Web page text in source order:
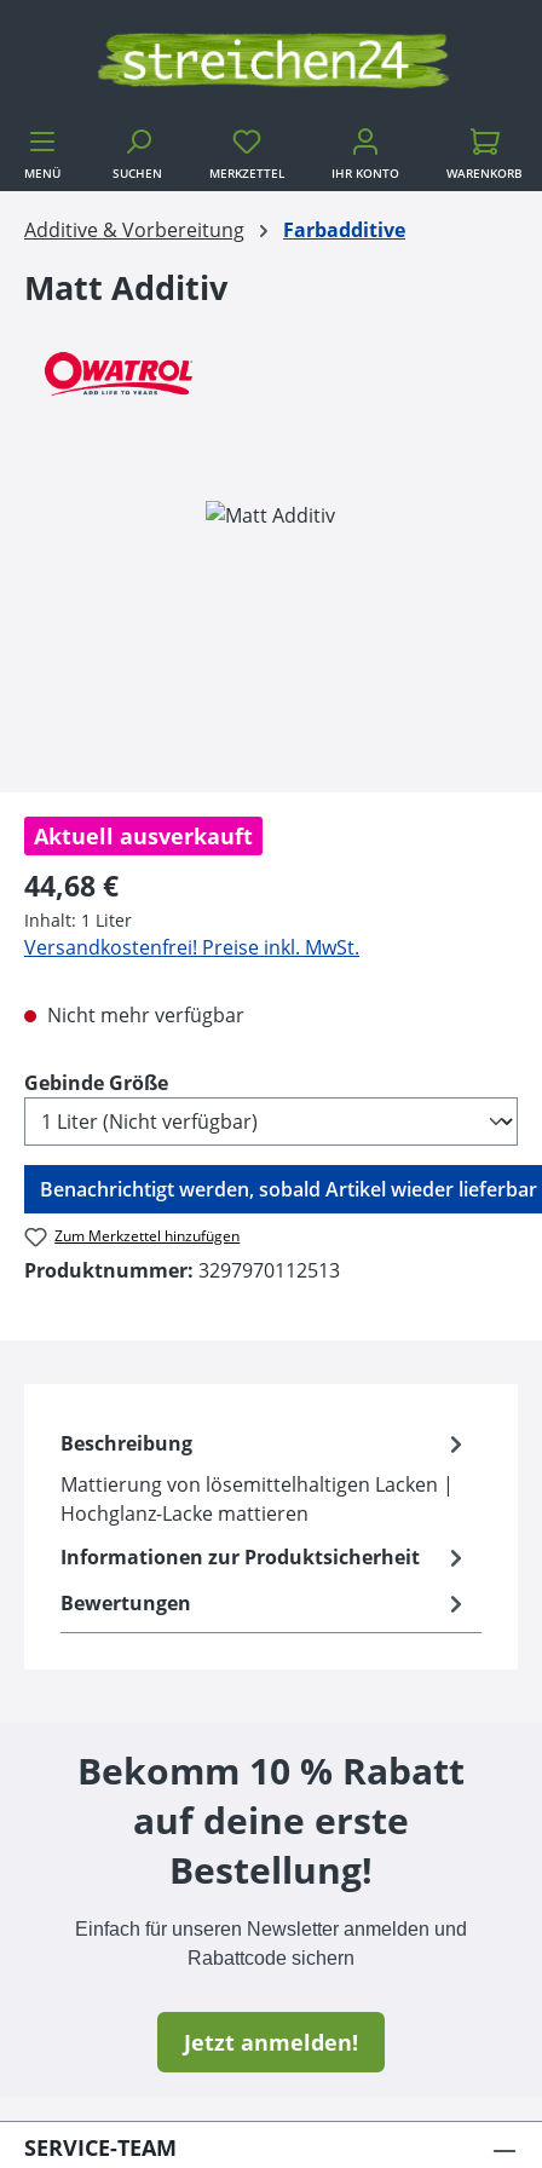
Zum Hauptinhalt springen
MENÜ SUCHEN MERKZETTEL IHR KONTO
WARENKORB
Additive & Vorbereitung Farbadditive
Matt Additiv
Bildergalerie überspringen
Aktuell ausverkauft
Regulärer Preis:
44,68 €
Inhalt: 1 Liter
Versandkostenfrei! Preise inkl. MwSt.
Nicht mehr verfügbar
Gebinde Größeauswählen
Benachrichtigt werden, sobald Artikel wieder lieferbar
Zum Merkzettel hinzufügen
Produktnummer: 3297970112513
Beschreibung
Mattierung von lösemittelhaltigen Lacken |
Hochglanz-Lacke mattieren
Informationen zur Produktsicherheit
Bewertungen
Bekomm 10 % Rabatt
auf deine erste
Bestellung!
Einfach für unseren Newsletter anmelden und
Rabattcode sichern
Jetzt anmelden!
SERVICE-TEAM